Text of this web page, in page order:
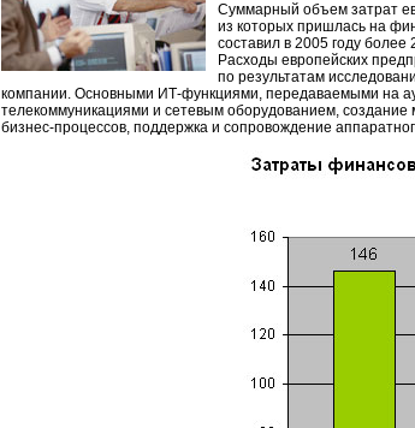
Суммарный объем затрат
из которых пришлась на
составил в 2005 году
Расходы европейских
по результатам
компании. Основными ИТ-функциями, передаваемыми на
телекоммуникациями и сетевым оборудованием,
бизнес-процессов, поддержка и сопровождение